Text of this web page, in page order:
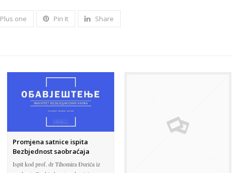
Plus one Pin It Share
Promjena satnice ispita
Bezbjednost saobraćaja
Ispit kod prof. dr Tihomira Đurića iz